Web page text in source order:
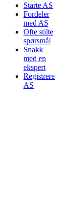
Starte AS
Fordeler
med AS
Ofte stilte
spørsmål
Snakk
med en
ekspert
Registrere
AS